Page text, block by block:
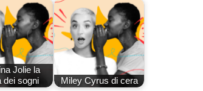
Jolie la
dei sogni
Miley Cyrus di cera